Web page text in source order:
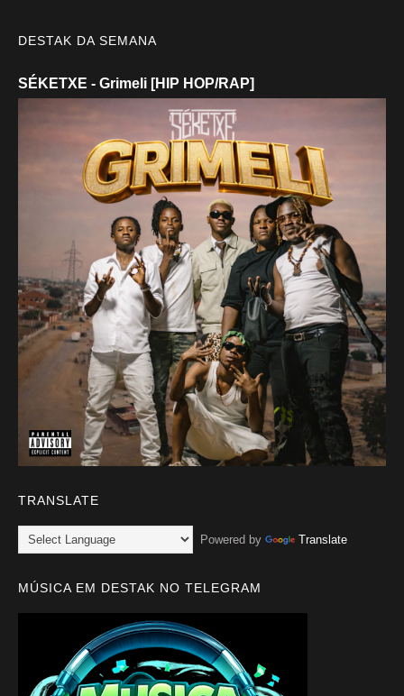
DESTAK DA SEMANA
SÉKETXE - Grimeli [HIP HOP/RAP]
TRANSLATE
Powered by Translate
MÚSICA EM DESTAK NO TELEGRAM